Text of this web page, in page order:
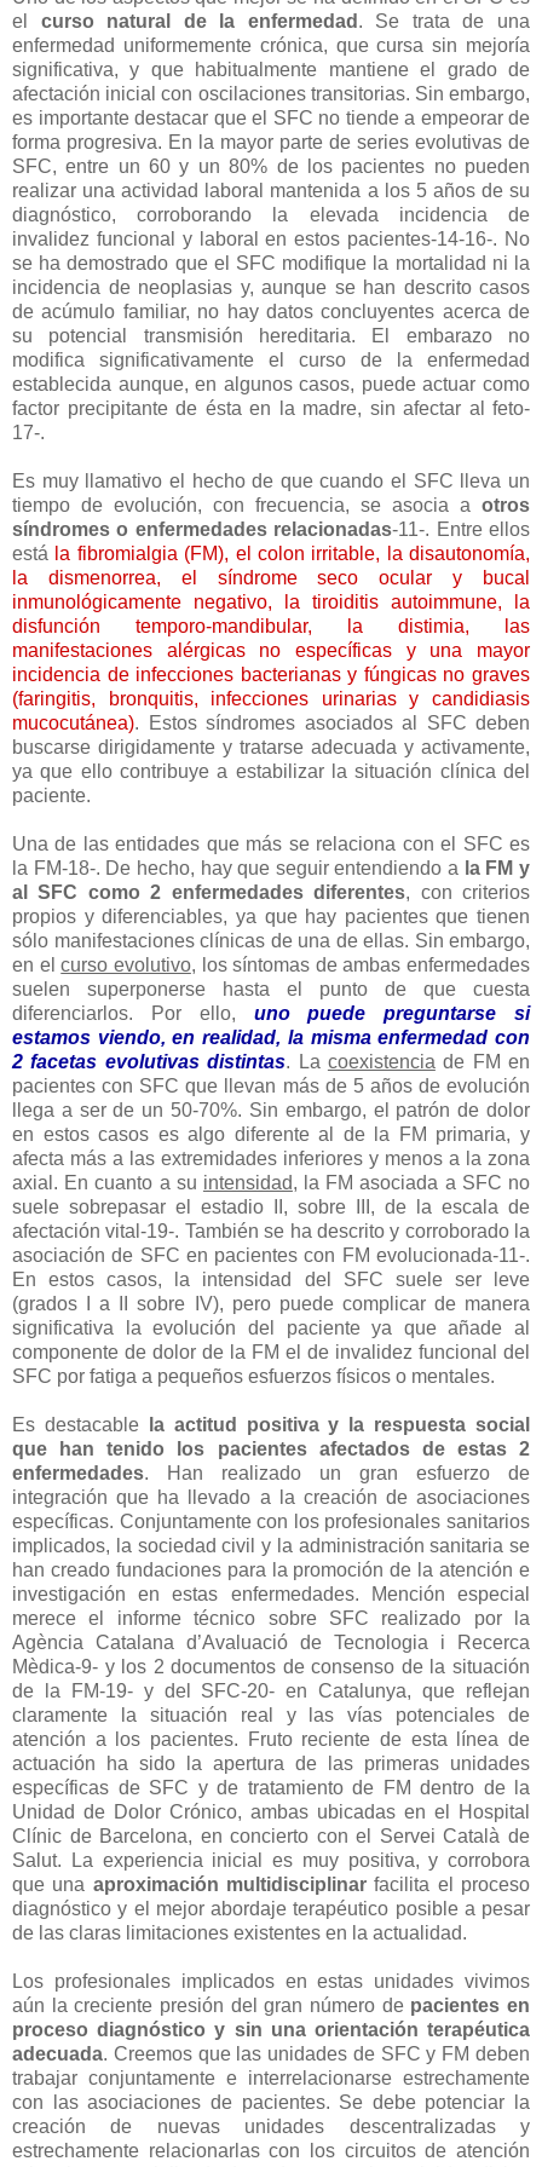
el curso natural de la enfermedad . Se trata de una
enfermedad uniformemente crónica, que cursa sin mejoría
significativa, y que habitualmente mantiene el grado de
afectación inicial con oscilaciones transitorias. Sin embargo,
es importante destacar que el SFC no tiende a empeorar de
forma progresiva. En la mayor parte de series evolutivas de
SFC, entre un 60 y un 80% de los pacientes no pueden
realizar una actividad laboral mantenida a los 5 años de su
diagnóstico, corroborando la elevada incidencia de
invalidez funcional y laboral en estos pacientes-14-16-. No
se ha demostrado que el SFC modifique la mortalidad ni la
incidencia de neoplasias y, aunque se han descrito casos
de acúmulo familiar, no hay datos concluyentes acerca de
su potencial transmisión hereditaria. El embarazo no
modifica significativamente el curso de la enfermedad
establecida aunque, en algunos casos, puede actuar como
factor precipitante de ésta en la madre, sin afectar al feto-
17-.
Es muy llamativo el hecho de que cuando el SFC lleva un
tiempo de evolución, con frecuencia, se asocia a otros
síndromes o enfermedades relacionadas-11-. Entre ellos
está la fibromialgia (FM), el colon irritable, la disautonomía,
la dismenorrea, el síndrome seco ocular y bucal
inmunológicamente negativo, la tiroiditis autoimmune, la
disfunción temporo-mandibular, la distimia, las
manifestaciones alérgicas no específicas y una mayor
incidencia de infecciones bacterianas y fúngicas no graves
(faringitis, bronquitis, infecciones urinarias y candidiasis
mucocutánea). Estos síndromes asociados al SFC deben
buscarse dirigidamente y tratarse adecuada y activamente,
ya que ello contribuye a estabilizar la situación clínica del
paciente.
Una de las entidades que más se relaciona con el SFC es
la FM-18-. De hecho, hay que seguir entendiendo a la FM y
al SFC como 2 enfermedades diferentes, con criterios
propios y diferenciables, ya que hay pacientes que tienen
sólo manifestaciones clínicas de una de ellas. Sin embargo,
en elcurso evolutivo, los síntomas de ambas enfermedades
suelen superponerse hasta el punto de que cuesta
diferenciarlos. Por ello, uno puede preguntarse si
estamos viendo, en realidad, la misma enfermedad con
2 facetas evolutivas distintas. La coexistencia de FM en
pacientes con SFC que llevan más de 5 años de evolución
llega a ser de un 50-70%. Sin embargo, el patrón de dolor
en estos casos es algo diferente al de la FM primaria, y
afecta más a las extremidades inferiores y menos a la zona
axial. En cuanto a su intensidad, la FM asociada a SFC no
suele sobrepasar el estadio II, sobre III, de la escala de
afectación vital-19-. También se ha descrito y corroborado la
asociación de SFC en pacientes con FM evolucionada-11-.
En estos casos, la intensidad del SFC suele ser leve
(grados I a II sobre IV), pero puede complicar de manera
significativa la evolución del paciente ya que añade al
componente de dolor de la FM el de invalidez funcional del
SFC por fatiga a pequeños esfuerzos físicos o mentales.
Es destacable
la actitud positiva y la respuesta social
que han tenido los pacientes afectados de estas 2
enfermedades. Han realizado un gran esfuerzo de
integración que ha llevado a la creación de asociaciones
específicas. Conjuntamente con los profesionales sanitarios
implicados, la sociedad civil y la administración sanitaria se
han creado fundaciones para la promoción de la atención e
investigación en estas enfermedades. Mención especial
merece el informe técnico sobre SFC realizado por la
Agència Catalana d’Avaluació de Tecnologia i Recerca
Mèdica-9- y los 2 documentos de consenso de la situación
de la FM-19- y del SFC-20- en Catalunya, que reflejan
claramente la situación real y las vías potenciales de
atención a los pacientes. Fruto reciente de esta línea de
actuación ha sido la apertura de las primeras unidades
específicas de SFC y de tratamiento de FM dentro de la
Unidad de Dolor Crónico, ambas ubicadas en el Hospital
Clínic de Barcelona, en concierto con el Servei Català de
Salut. La experiencia inicial es muy positiva, y corrobora
que una aproximación multidisciplinar facilita el proceso
diagnóstico y el mejor abordaje terapéutico posible a pesar
de las claras limitaciones existentes en la actualidad.
Los profesionales implicados en estas unidades vivimos
aún la creciente presión del gran número de pacientes en
proceso diagnóstico y sin una orientación terapéutica
adecuada. Creemos que las unidades de SFC y FM deben
trabajar conjuntamente e interrelacionarse estrechamente
con las asociaciones de pacientes. Se debe potenciar la
creación de nuevas unidades descentralizadas y
estrechamente relacionarlas con los circuitos de atención